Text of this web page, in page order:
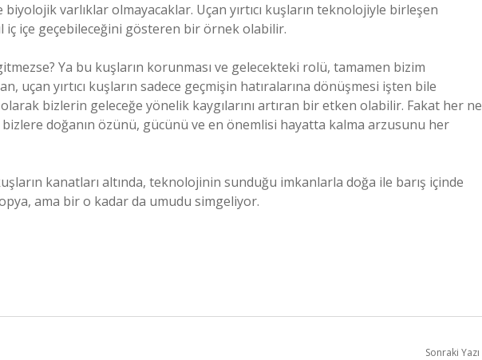
varlıklar olmayacaklar. Uçan yırtıcı kuşların teknolojiyle birleşen
iç içe geçebileceğini gösteren bir örnek olabilir.
Ya bu kuşların korunması ve gelecekteki rolü, tamamen bizim
uçan yırtıcı kuşların sadece geçmişin hatıralarına dönüşmesi işten bile
bizlerin geleceğe yönelik kaygılarını artıran bir etken olabilir. Fakat her ne
bizlere doğanın özünü, gücünü ve en önemlisi hayatta kalma arzusunu her
kanatları altında, teknolojinin sunduğu imkanlarla doğa ile barış içinde
ama bir o kadar da umudu simgeliyor.
Sonraki Yazı